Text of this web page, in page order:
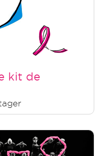
kit de